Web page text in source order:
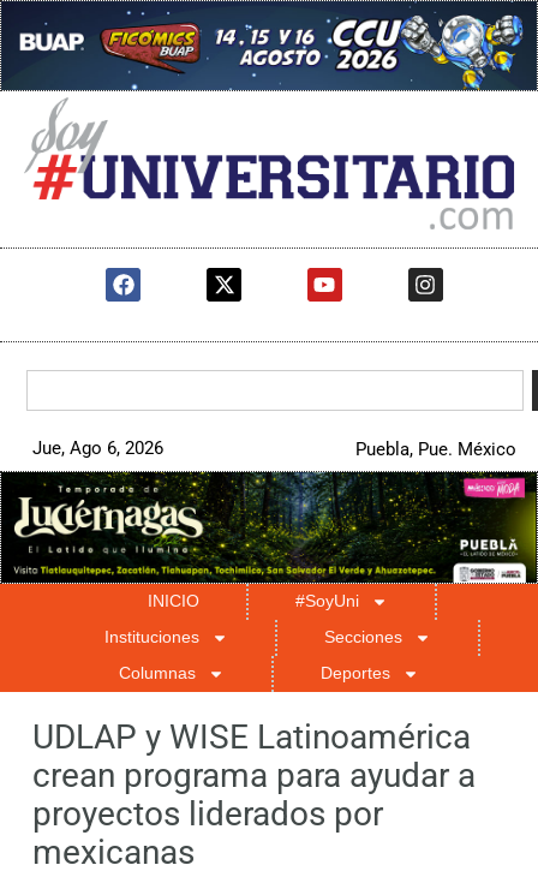
Jue, Ago 6, 2026 Puebla, Pue. México
INICIO
#SoyUni
Instituciones
Secciones
Columnas
Deportes
UDLAP y WISE Latinoamérica
crean programa para ayudar a
proyectos liderados por
mexicanas